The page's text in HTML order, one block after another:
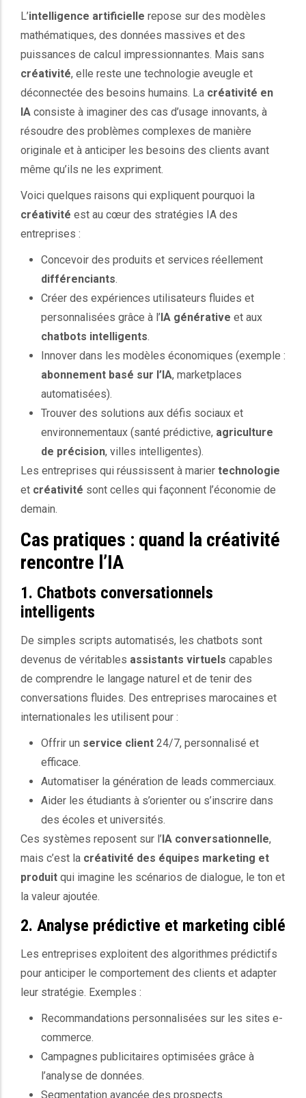
L’intelligence artificielle repose sur des modèles
mathématiques, des données massives et des
puissances de calcul impressionnantes. Mais sans
créativité, elle reste une technologie aveugle et
déconnectée des besoins humains. La créativité en
IA consiste à imaginer des cas d’usage innovants, à
résoudre des problèmes complexes de manière
originale et à anticiper les besoins des clients avant
même qu’ils ne les expriment.
Voici quelques raisons qui expliquent pourquoi la
créativité est au cœur des stratégies IA des
entreprises :
Concevoir des produits et services réellement
différenciants.
Créer des expériences utilisateurs fluides et
personnalisées grâce à l’IA générative et aux
chatbots intelligents.
Innover dans les modèles économiques (exemple :
abonnement basé sur l’IA, marketplaces
automatisées).
Trouver des solutions aux défis sociaux et
environnementaux (santé prédictive, agriculture
de précision, villes intelligentes).
Les entreprises qui réussissent à marier technologie
et créativité sont celles qui façonnent l’économie de
demain.
Cas pratiques : quand la créativité
rencontre l’IA
1. Chatbots conversationnels
intelligents
De simples scripts automatisés, les chatbots sont
devenus de véritables assistants virtuels capables
de comprendre le langage naturel et de tenir des
conversations fluides. Des entreprises marocaines et
internationales les utilisent pour :
Offrir un service client 24/7, personnalisé et
efficace.
Automatiser la génération de leads commerciaux.
Aider les étudiants à s’orienter ou s’inscrire dans
des écoles et universités.
Ces systèmes reposent sur l’IA conversationnelle,
mais c’est la créativité des équipes marketing et
produit qui imagine les scénarios de dialogue, le ton et
la valeur ajoutée.
2. Analyse prédictive et marketing ciblé
Les entreprises exploitent des algorithmes prédictifs
pour anticiper le comportement des clients et adapter
leur stratégie. Exemples :
Recommandations personnalisées sur les sites e-
commerce.
Campagnes publicitaires optimisées grâce à
l’analyse de données.
Segmentation avancée des prospects.